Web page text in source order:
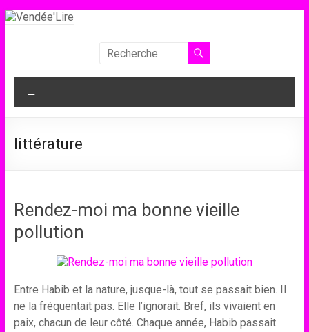
Aller
Vendée'Lire
Le
prix
collégiens
littérature
Rendez-moi ma bonne vieille
pollution
Entre Habib et la nature, jusque-là, tout se passait bien. Il
ne la fréquentait pas. Elle l’ignorait. Bref, ils vivaient en
paix, chacun de leur côté. Chaque année, Habib passait